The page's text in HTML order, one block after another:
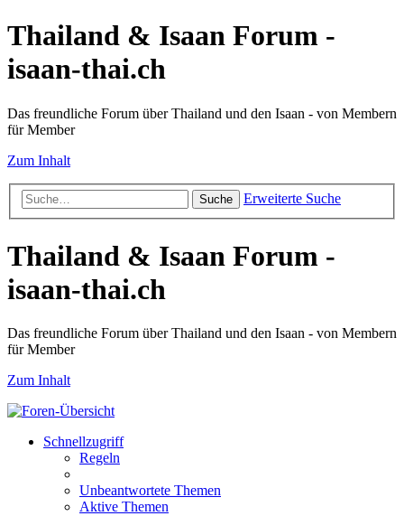
Thailand & Isaan Forum -
isaan-thai.ch
Das freundliche Forum über Thailand und den Isaan - von Membern
für Member
Zum Inhalt
Suche Erweiterte Suche
Thailand & Isaan Forum -
isaan-thai.ch
Das freundliche Forum über Thailand und den Isaan - von Membern
für Member
Zum Inhalt
Schnellzugriff
Regeln
Unbeantwortete Themen
Aktive Themen